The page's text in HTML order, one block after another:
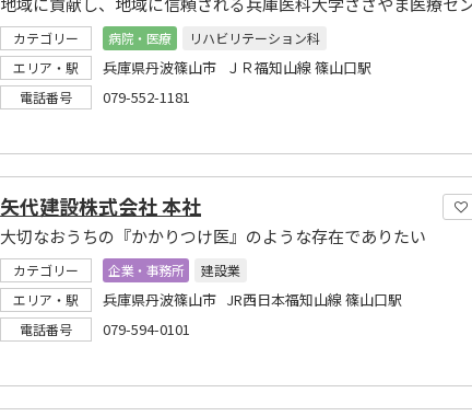
カテゴリー 病院・医療
リハビリテーション科
エリア・駅
兵庫県丹波篠山市 ＪＲ福知山線 篠山口駅
電話番号 079-552-1181
矢代建設株式会社 本社
大切なおうちの『かかりつけ医』のような存在でありたい
カテゴリー 企業・事務所
建設業
エリア・駅
兵庫県丹波篠山市 JR西日本福知山線 篠山口駅
電話番号 079-594-0101